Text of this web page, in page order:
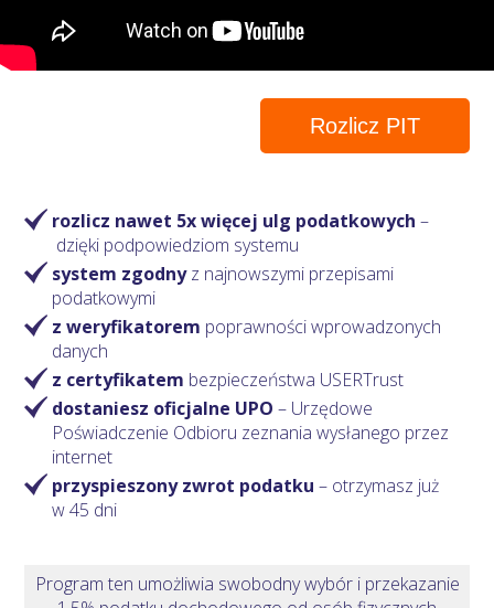
Rozlicz PIT
rozlicz nawet 5x więcej ulg podatkowych–
dzięki podpowiedziom systemu
system zgodnyz najnowszymi przepisami
podatkowymi
z weryfikatorem poprawności wprowadzonych
danych
z certyfikatem bezpieczeństwa USERTrust
dostaniesz oficjalne UPO – Urzędowe
Poświadczenie Odbioru zeznania wysłanego przez
internet
przyspieszony zwrot podatku – otrzymasz już
w 45 dni
Program ten umożliwia swobodny wybór i przekazanie